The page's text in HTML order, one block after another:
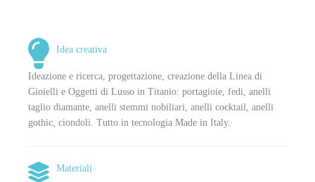
Idea creativa
Ideazione e ricerca, progettazione, creazione della Linea di
Gioielli e Oggetti di Lusso in Titanio: portagioie, fedi, anelli
taglio diamante, anelli stemmi nobiliari, anelli cocktail, anelli
gothic, ciondoli. Tutto in tecnologia Made in Italy.
Materiali